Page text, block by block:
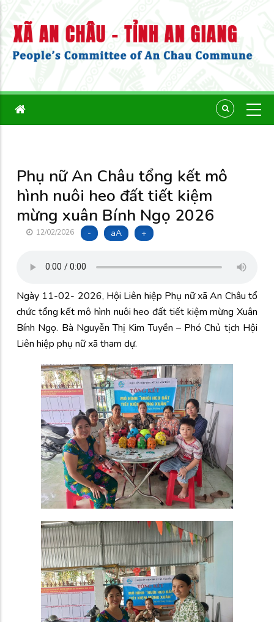
Phụ nữ An Châu tổng kết mô
hình nuôi heo đất tiết kiệm
mừng xuân Bính Ngọ 2026
12/02/2026 - aA +
Ngày 11-02- 2026, Hội Liên hiệp Phụ nữ xã An Châu tổ
chức tổng kết mô hình nuôi heo đất tiết kiệm mừng Xuân
Bính Ngọ. Bà Nguyễn Thị Kim Tuyền – Phó Chủ tịch Hội
Liên hiệp phụ nữ xã tham dự.